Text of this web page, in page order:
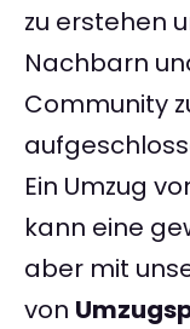
zu erstehen
Nachbarn
Community
Ein Umzug
kann eine
aber mit
von